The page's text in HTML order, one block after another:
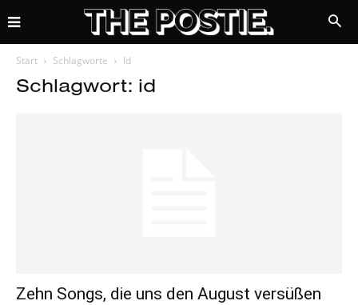
Start Schlagworte Id
Schlagwort: id
Zehn Songs, die uns den August versüßen